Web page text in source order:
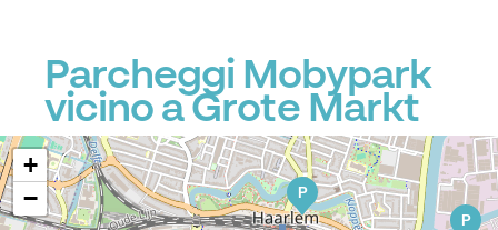
Parcheggi Mobypark
vicino a Grote Markt
P
P
+
−